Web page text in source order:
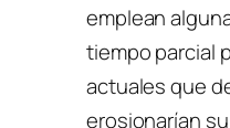
emplean
tiempo parcial
actuales que
erosionarían